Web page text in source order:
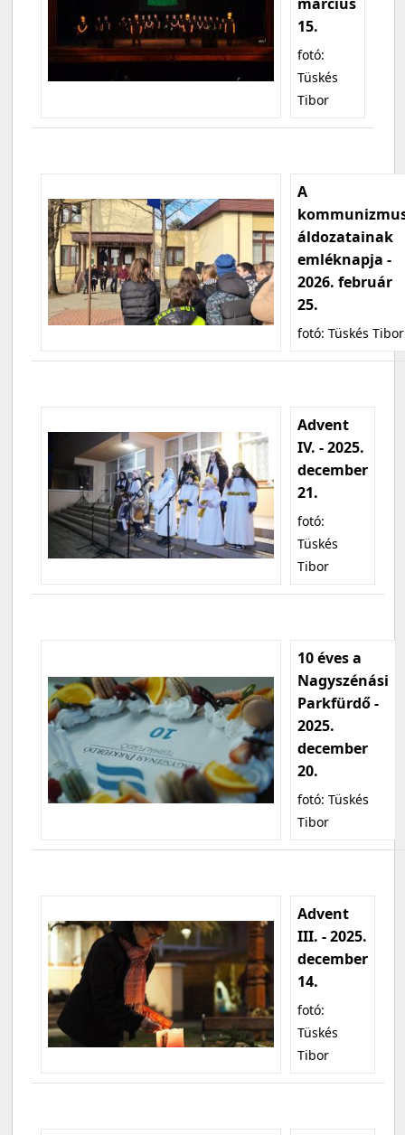
15.
fotó:
Tüskés
Tibor
A
áldozatainak
emléknapja -
2026. február
25.
fotó: Tüskés Tibor
Advent
IV. - 2025.
december
21.
fotó:
Tüskés
Tibor
10 éves a
Nagyszénási
Parkfürdő -
2025.
december
20.
fotó: Tüskés
Tibor
Advent
III. - 2025.
december
14.
fotó:
Tüskés
Tibor